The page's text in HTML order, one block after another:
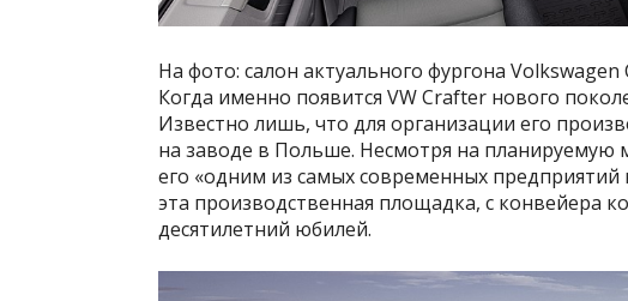
На фото: салон актуального фургона
Когда именно появится VW Crafter нового
Известно лишь, что для организации его
на заводе в Польше. Несмотря на планируемую
его «одним из самых современных
эта производственная площадка, с конвейера
десятилетний юбилей.